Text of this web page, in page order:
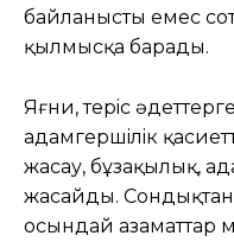
байланысты емес
қылмысқа барады.
Яғни, терiс
адамгершiлiк
жасау, бұзақылық,
жасайды.
осындай азаматтар